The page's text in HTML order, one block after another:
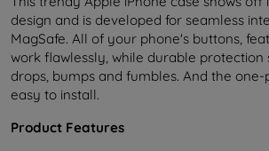
design and is developed for seamless
MagSafe. All of your phone's buttons,
work flawlessly, while durable protection
drops, bumps and fumbles. And the one-
easy to install.
Product Features